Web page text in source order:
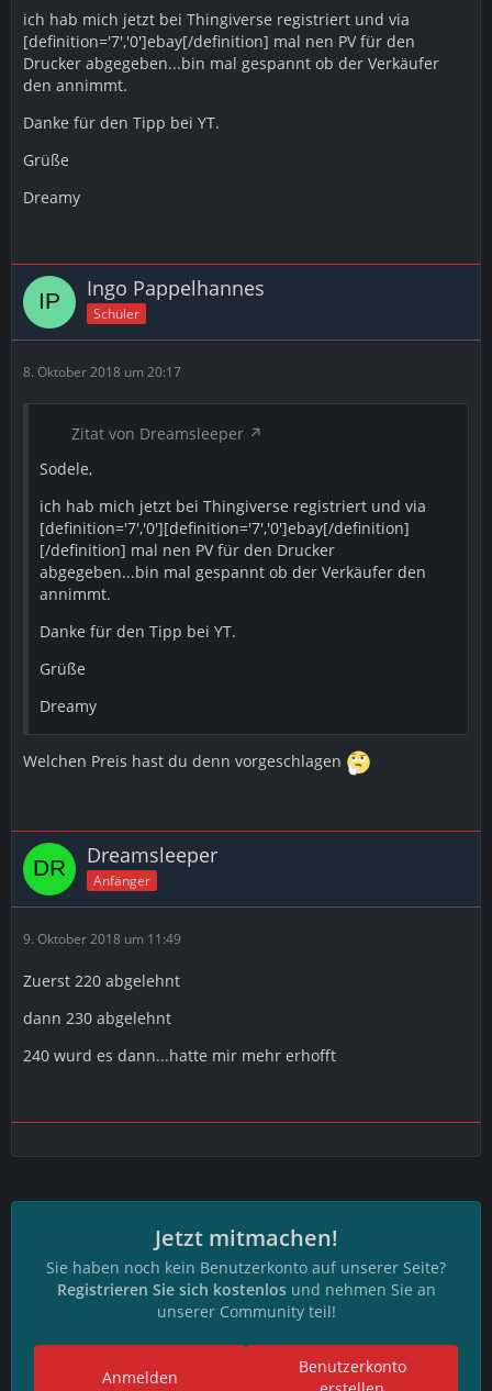
ich hab mich jetzt bei Thingiverse registriert und via
[definition='7','0']ebay[/definition] mal nen PV für den
Drucker abgegeben...bin mal gespannt ob der Verkäufer
den annimmt.
Danke für den Tipp bei YT.
Grüße
Dreamy
Ingo Pappelhannes
Schüler
8. Oktober 2018 um 20:17
Zitat von Dreamsleeper
Sodele,
ich hab mich jetzt bei Thingiverse registriert und via
[definition='7','0'][definition='7','0']ebay[/definition]
[/definition] mal nen PV für den Drucker
abgegeben...bin mal gespannt ob der Verkäufer den
annimmt.
Danke für den Tipp bei YT.
Grüße
Dreamy
Welchen Preis hast du denn vorgeschlagen
Dreamsleeper
Anfänger
9. Oktober 2018 um 11:49
Zuerst 220 abgelehnt
dann 230 abgelehnt
240 wurd es dann...hatte mir mehr erhofft
Jetzt mitmachen!
Sie haben noch kein Benutzerkonto auf unserer Seite?
Registrieren Sie sich kostenlosund nehmen Sie an
unserer Community teil!
Benutzerkonto
Anmelden